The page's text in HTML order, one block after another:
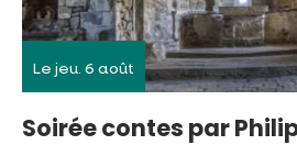
Le jeu. 6 août
Soirée contes par